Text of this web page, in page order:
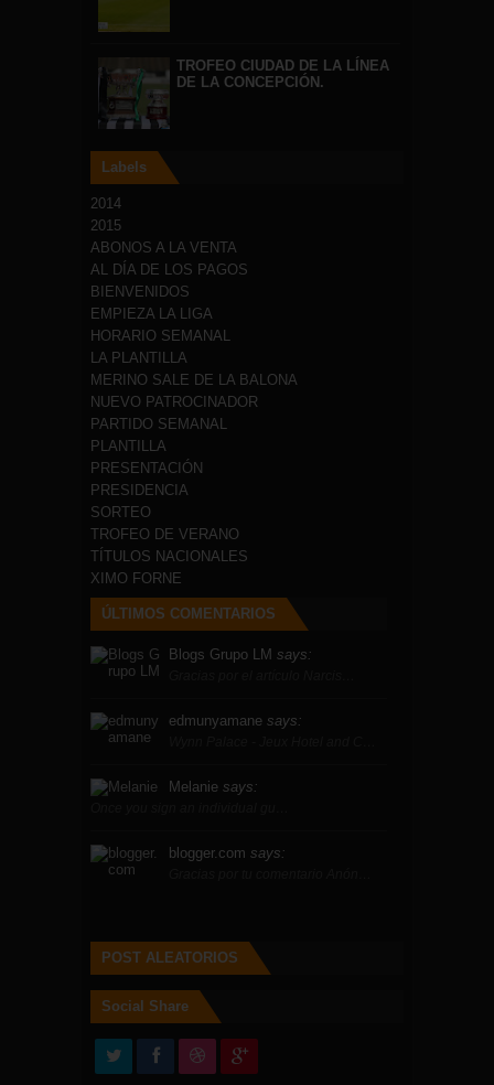
TROFEO CIUDAD DE LA LÍNEA
DE LA CONCEPCIÓN.
Labels
2014
2015
ABONOS A LA VENTA
AL DÍA DE LOS PAGOS
BIENVENIDOS
EMPIEZA LA LIGA
HORARIO SEMANAL
LA PLANTILLA
MERINO SALE DE LA BALONA
NUEVO PATROCINADOR
PARTIDO SEMANAL
PLANTILLA
PRESENTACIÓN
PRESIDENCIA
SORTEO
TROFEO DE VERANO
TÍTULOS NACIONALES
XIMO FORNE
ÚLTIMOS COMENTARIOS
Blogs Grupo LM says:
edmunyamane says:
Melanie says:
blogger.com says:
POST ALEATORIOS
Social Share